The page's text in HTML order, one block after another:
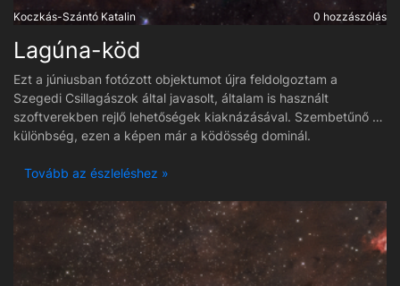
Koczkás-Szántó Katalin 0 hozzászólás
Lagúna-köd
Ezt a júniusban fotózott objektumot újra feldolgoztam a
Szegedi Csillagászok által javasolt, általam is használt
szoftverekben rejlő lehetőségek kiaknázásával. Szembetűnő a
különbség, ezen a képen már a ködösség dominál.
Tovább az észleléshez »